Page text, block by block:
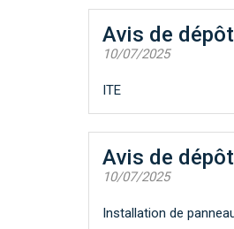
Avis de
10/07/2025
ITE
Avis de
10/07/2025
Installation de